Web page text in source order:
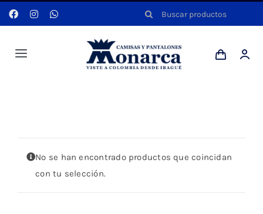
Saltar
al
Buscar:
Toggle
Dotaciones
No se han encontrado productos que coincidan
con tu selección.